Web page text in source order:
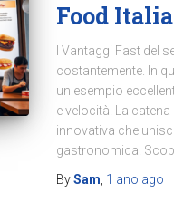
Food
I Vantaggi Fast del
costantemente. In
un esempio
e velocità. La
innovativa che
gastronomica.
BySam 1 ano ago